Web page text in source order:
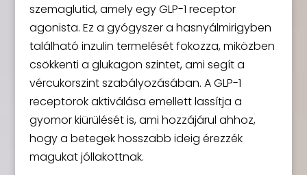
szemaglutid, amely egy GLP-1 receptor
agonista. Ez a gyógyszer a hasnyálmirigyben
található inzulin termelését fokozza, miközben
csökkenti a glukagon szintet, ami segít a
vércukorszint szabályozásában. A GLP-1
receptorok aktiválása emellett lassítja a
gyomor kiürülését is, ami hozzájárul ahhoz,
hogy a betegek hosszabb ideig érezzék
magukat jóllakottnak.